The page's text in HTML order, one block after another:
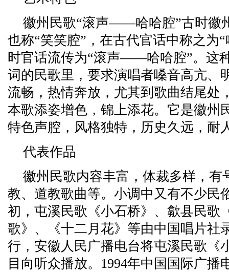
徽州民歌“滚声——哈哈腔”古时徽
也称“笑笑腔”，在古代官话中称之为
时官话流传为“滚声——哈哈腔”。这
词的民歌里，要求演唱者嗓音高亢、
流畅，热情奔放，尤其到歌曲结尾处
本歌添姿增色，锦上添花。它是徽州
特色声腔，风格独特，历史久远，
代表作品
徽州民歌内容丰富，体裁多样，有
教、道教歌曲等。小调中又有不少民
初，屯溪民歌《小石桥》、歙县民歌
歌》、《十二月花》等由中国唱片社
行，安徽人民广播电台将屯溪民歌《
目向听众播放。1994年中国国际广播